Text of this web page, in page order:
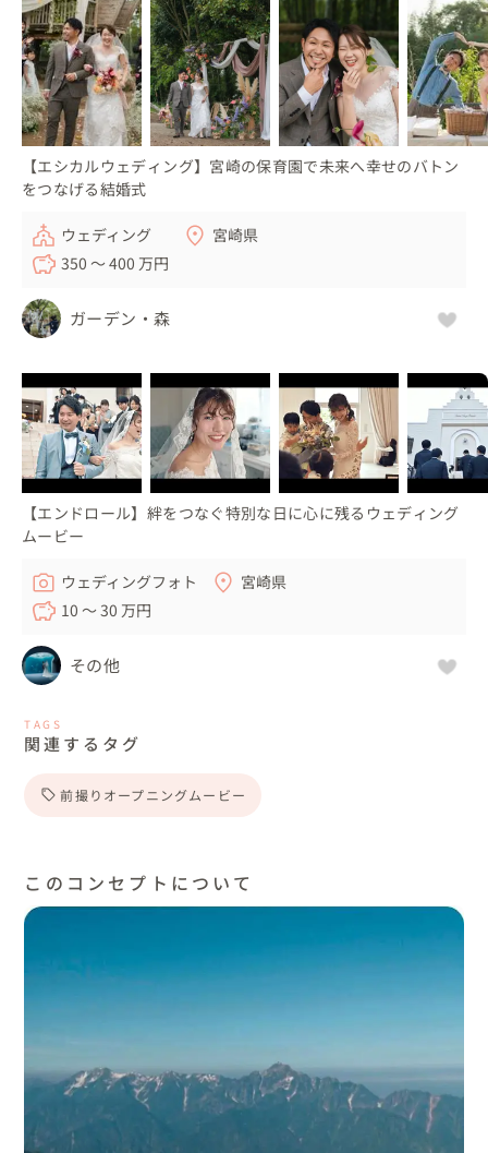
【エシカルウェディング】宮崎の保育園で未来へ幸せのバトン
をつなげる結婚式
ウェディング
宮崎県
350 〜 400 万円
ガーデン・森
【エンドロール】絆をつなぐ特別な日に心に残るウェディング
ムービー
ウェディングフォト
宮崎県
10 〜 30 万円
その他
TAGS
関連するタグ
前撮りオープニングムービー
このコンセプトについて